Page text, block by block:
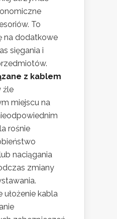
To
na dodatkowe
sięgania i
z kablem
źle
miejscu na
rośnie
naciągania
zmiany
ułożenie kabla